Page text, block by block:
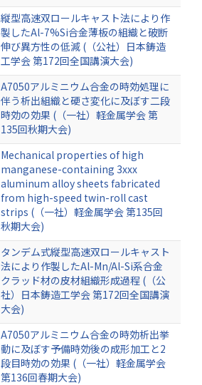
縦型高速双ロールキャスト法により作
製したAl-7%Si合金薄板の組織と破断
伸び異方性の低減 (（公社）日本鋳造
工学会 第172回全国講演大会)
A7050アルミニウム合金の時効処理に
伴う析出組織と硬さ変化に及ぼす二段
時効の効果 (（一社）軽金属学会 第
135回秋期大会)
Mechanical properties of high
manganese-containing 3xxx
aluminum alloy sheets fabricated
from high-speed twin-roll cast
strips (（一社）軽金属学会 第135回
秋期大会)
タンデム式縦型高速双ロールキャスト
法により作製したAl-Mn/Al-Si系合金
クラッド材の皮材組織形成過程 (（公
社）日本鋳造工学会 第172回全国講演
大会)
A7050アルミニウム合金の時効析出挙
動に及ぼす予備時効後の成形加工と2
段目時効の効果 (（一社）軽金属学会
第136回春期大会)